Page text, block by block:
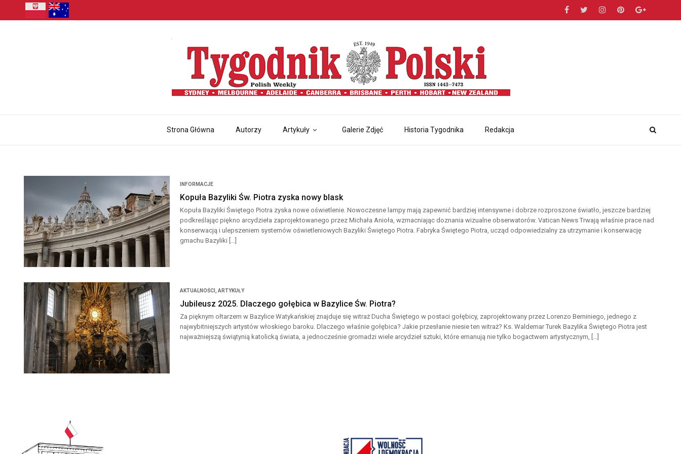
Strona Główna Autorzy Artykuły Galerie Zdjęć Historia Tygodnika Redakcja
INFORMACJE
Kopuła Bazyliki Św. Piotra zyska nowy blask
Kopuła Bazyliki Świętego Piotra zyska nowe oświetlenie. Nowoczesne lampy mają zapewnić bardziej intensywne i dobrze rozproszone światło, jeszcze bardziej
podkreślając piękno arcydzieła zaprojektowanego przez Michała Anioła, wzmacniając doznania wizualne obserwatorów. Vatican News Trwają właśnie prace nad
konserwacją i ulepszeniem systemów oświetleniowych Bazyliki Świętego Piotra. Fabryka Świętego Piotra, ucząd odpowiedzialny za utrzymanie i konserwację
gmachu Bazyliki […]
AKTUALNOŚCI ARTYKUŁY
Jubileusz 2025. Dlaczego gołębica w Bazylice Św. Piotra?
Za pięknym ołtarzem w Bazylice Watykańskiej znajduje się witraż Ducha Świętego w postaci gołębicy, zaprojektowany przez Lorenzo Berniniego, jednego z
najwybitniejszych artystów włoskiego baroku. Dlaczego właśnie gołębica? Jakie przesłanie niesie ten witraż? Ks. Waldemar Turek Bazylika Świętego Piotra jest
najważniejszą świątynią katolicką świata, a jednocześnie gromadzi wiele arcydzieł sztuki, które emanują nie tylko bogactwem artystycznym, […]